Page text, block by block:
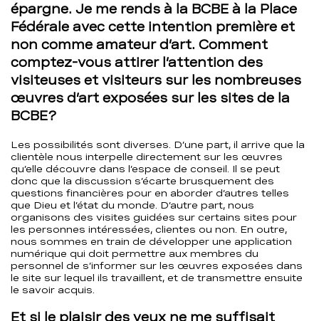
épargne. Je me rends à la BCBE à la Place
Fédérale avec cette intention première et
non comme amateur d’art. Comment
comptez-vous attirer l’attention des
visiteuses et visiteurs sur les nombreuses
œuvres d’art exposées sur les sites de la
BCBE?
Les possibilités sont diverses. D’une part, il arrive que la
clientèle nous interpelle directement sur les œuvres
qu’elle découvre dans l’espace de conseil. Il se peut
donc que la discussion s’écarte brusquement des
questions financières pour en aborder d’autres telles
que Dieu et l’état du monde. D’autre part, nous
organisons des visites guidées sur certains sites pour
les personnes intéressées, clientes ou non. En outre,
nous sommes en train de développer une application
numérique qui doit permettre aux membres du
personnel de s’informer sur les œuvres exposées dans
le site sur lequel ils travaillent, et de transmettre ensuite
le savoir acquis.
Et si le plaisir des yeux ne me suffisait